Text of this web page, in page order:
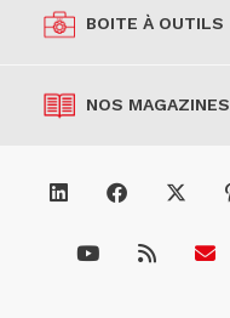
BOITE À OUTILS
NOS MAGAZINES